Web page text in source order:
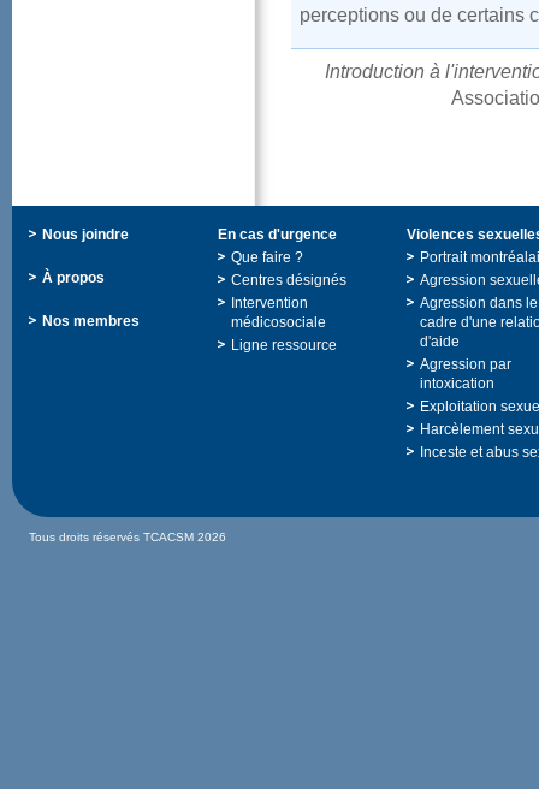
Nousjoindre
Àpropos
Nosmembres
Encasd'urgence
Quefaire?
Centresdésignés
Intervention
médicosociale
Ligneressource
Agressiondansle
d'aide
Agressionpar
intoxication
TousdroitsréservésTCACSM2026